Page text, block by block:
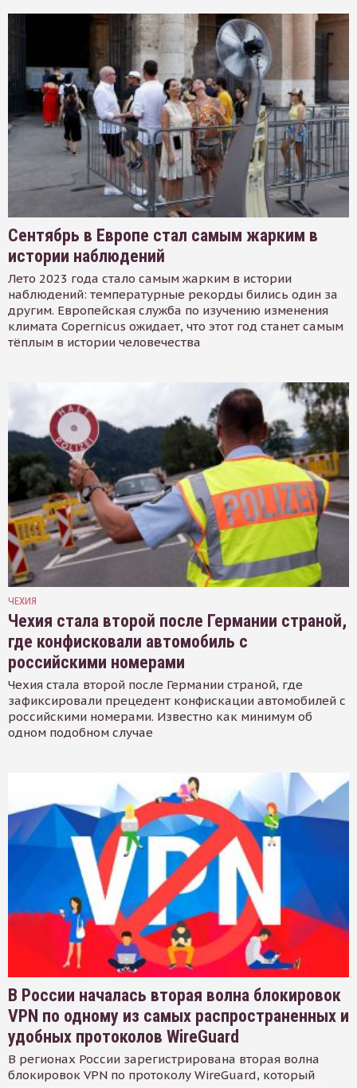
Сентябрь в Европе стал самым жарким в
истории наблюдений
Лето 2023 года стало самым жарким в истории
наблюдений: температурные рекорды бились один за
другим. Европейская служба по изучению изменения
климата Copernicus ожидает, что этот год станет самым
тёплым в истории человечества
ЧЕХИЯ
Чехия стала второй после Германии страной,
где конфисковали автомобиль с
российскими номерами
Чехия стала второй после Германии страной, где
зафиксировали прецедент конфискации автомобилей с
российскими номерами. Известно как минимум об
одном подобном случае
В России началась вторая волна блокировок
VPN по одному из самых распространенных и
удобных протоколов WireGuard
В регионах России зарегистрирована вторая волна
блокировок VPN по протоколу WireGuard, который